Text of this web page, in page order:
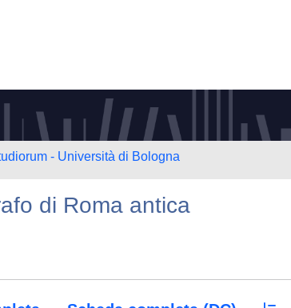
- Università di Bologna
di Roma antica